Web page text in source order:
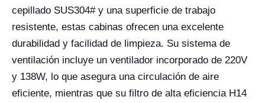
cepillado SUS304# y una superficie de trabajo
resistente, estas cabinas ofrecen una excelente
durabilidad y facilidad de limpieza. Su sistema de
ventilación incluye un ventilador incorporado de 220V
y 138W, lo que asegura una circulación de aire
eficiente, mientras que su filtro de alta eficiencia H14